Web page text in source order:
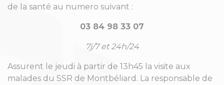
de la santé au numero suivant :
03 84 98 33 07
7j/7 et 24h/24
Assurent le jeudi à partir de 13h45 la visite aux
malades du SSR de Montbéliard. La responsable de